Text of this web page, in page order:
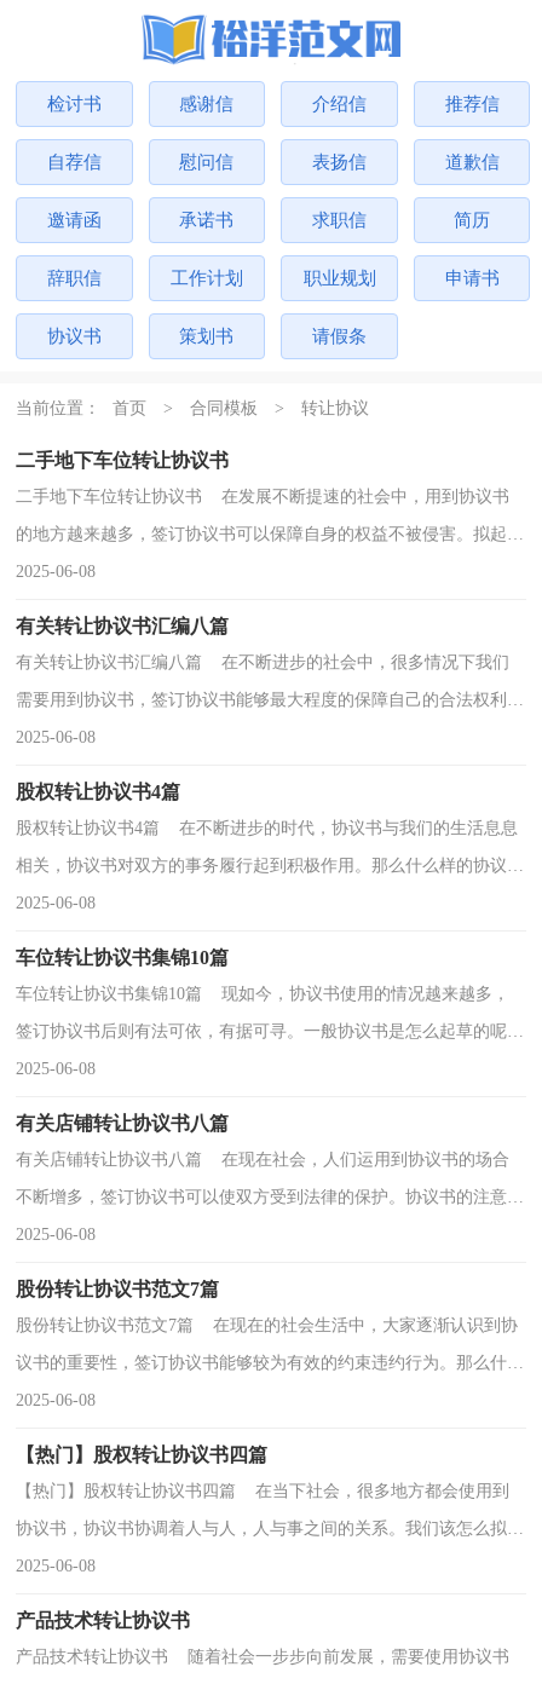
检讨书 感谢信 介绍信 推荐信
自荐信 慰问信 表扬信 道歉信
邀请函 承诺书 求职信 简历
辞职信 工作计划 职业规划 申请书
协议书 策划书 请假条
当前位置： 首页 > 合同模板 > 转让协议
二手地下车位转让协议书
二手地下车位转让协议书 在发展不断提速的社会中，用到协议书
的地方越来越多，签订协议书可以保障自身的权益不被侵害。拟起协
议书来就毫无头绪？以下是小编帮大家整理的二手地...
2025-06-08
有关转让协议书汇编八篇
有关转让协议书汇编八篇 在不断进步的社会中，很多情况下我们
需要用到协议书，签订协议书能够最大程度的保障自己的合法权利。
那么协议书怎么写才能发挥它最大的作用呢？以下是...
2025-06-08
股权转让协议书4篇
股权转让协议书4篇 在不断进步的时代，协议书与我们的生活息息
相关，协议书对双方的事务履行起到积极作用。那么什么样的协议书
才是有效的呢？以下是小编为大家整理的股权转让...
2025-06-08
车位转让协议书集锦10篇
车位转让协议书集锦10篇 现如今，协议书使用的情况越来越多，
签订协议书后则有法可依，有据可寻。一般协议书是怎么起草的呢？
下面是小编为大家收集的车位转让协议书10篇，希望能够...
2025-06-08
有关店铺转让协议书八篇
有关店铺转让协议书八篇 在现在社会，人们运用到协议书的场合
不断增多，签订协议书可以使双方受到法律的保护。协议书的注意事
项有许多，你确定会写吗？以下是小编帮大家整理的店...
2025-06-08
股份转让协议书范文7篇
股份转让协议书范文7篇 在现在的社会生活中，大家逐渐认识到协
议书的重要性，签订协议书能够较为有效的约束违约行为。那么什么
样的协议书才是有效的呢？下面是小编为大家收集...
2025-06-08
【热门】股权转让协议书四篇
【热门】股权转让协议书四篇 在当下社会，很多地方都会使用到
协议书，协议书协调着人与人，人与事之间的关系。我们该怎么拟定
协议书呢？以下是小编为大家整理的股权转让协议书4...
2025-06-08
产品技术转让协议书
产品技术转让协议书 随着社会一步步向前发展，需要使用协议书